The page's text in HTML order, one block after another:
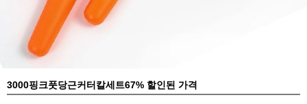
3000핑크풋당근커터칼세트67% 할인된 가격